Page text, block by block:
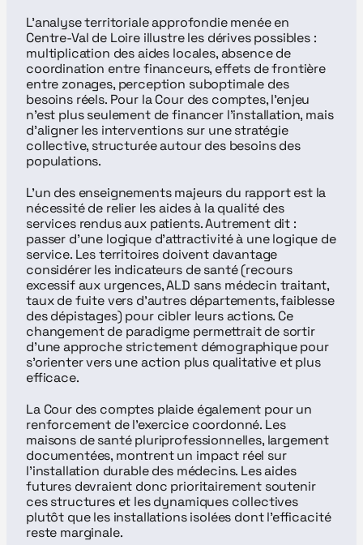
L’analyse territoriale approfondie menée en
Centre-Val de Loire illustre les dérives possibles :
multiplication des aides locales, absence de
coordination entre financeurs, effets de frontière
entre zonages, perception suboptimale des
besoins réels. Pour la Cour des comptes, l’enjeu
n’est plus seulement de financer l’installation, mais
d’aligner les interventions sur une stratégie
collective, structurée autour des besoins des
populations.
L’un des enseignements majeurs du rapport est la
nécessité de relier les aides à la qualité des
services rendus aux patients. Autrement dit :
passer d’une logique d’attractivité à une logique de
service. Les territoires doivent davantage
considérer les indicateurs de santé (recours
excessif aux urgences, ALD sans médecin traitant,
taux de fuite vers d’autres départements, faiblesse
des dépistages) pour cibler leurs actions. Ce
changement de paradigme permettrait de sortir
d’une approche strictement démographique pour
s’orienter vers une action plus qualitative et plus
efficace.
La Cour des comptes plaide également pour un
renforcement de l’exercice coordonné. Les
maisons de santé pluriprofessionnelles, largement
documentées, montrent un impact réel sur
l’installation durable des médecins. Les aides
futures devraient donc prioritairement soutenir
ces structures et les dynamiques collectives
plutôt que les installations isolées dont l’efficacité
reste marginale.